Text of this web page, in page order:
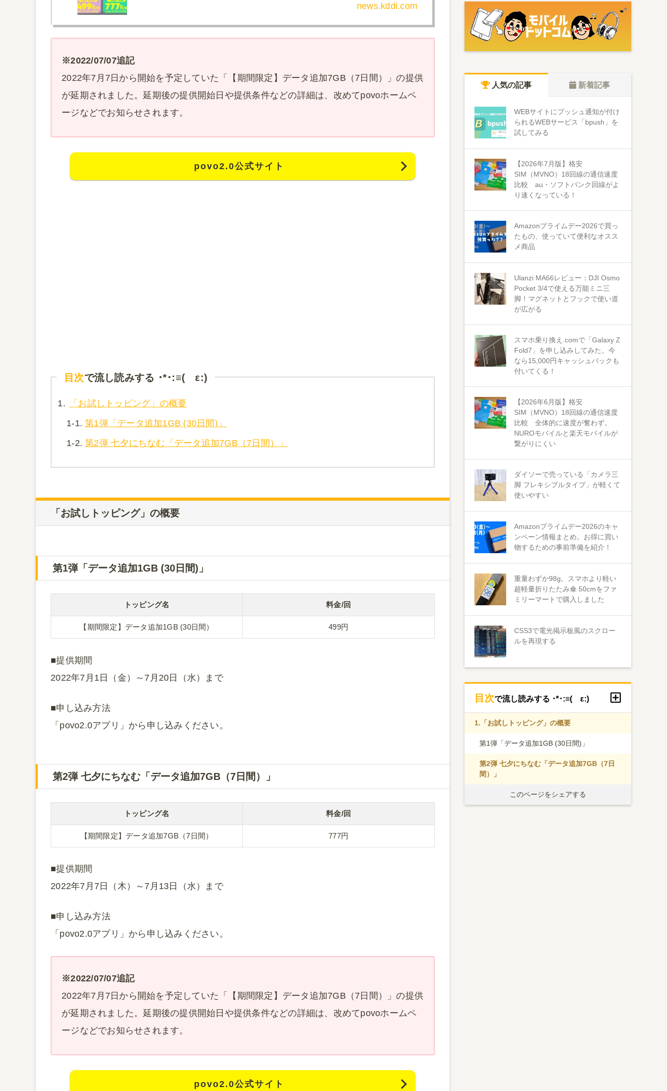
news.kddi.com
※2022/07/07追記
2022年7月7日から開始を予定していた「【期間限定】データ追加7GB（7日間）」の提供
が延期されました。延期後の提供開始日や提供条件などの詳細は、改めてpovoホームペ
ージなどでお知らせされます。
povo2.0公式サイト
目次で流し読みする ･*･:≡( ε:)
1.
「お試しトッピング」の概要
1-1. 第1弾「データ追加1GB (30日間)」
1-2. 第2弾 七夕にちなむ「データ追加7GB（7日間）」
「お試しトッピング」の概要
第1弾「データ追加1GB (30日間)」
トッピング名 料金/回
【期間限定】データ追加1GB (30日間） 499円
■提供期間
2022年7月1日（金）～7月20日（水）まで
■申し込み方法
「povo2.0アプリ」から申し込みください。
第2弾 七夕にちなむ「データ追加7GB（7日間）」
トッピング名 料金/回
【期間限定】データ追加7GB（7日間） 777円
■提供期間
2022年7月7日（木）～7月13日（水）まで
■申し込み方法
「povo2.0アプリ」から申し込みください。
※2022/07/07追記
2022年7月7日から開始を予定していた「【期間限定】データ追加7GB（7日間）」の提供
が延期されました。延期後の提供開始日や提供条件などの詳細は、改めてpovoホームペ
ージなどでお知らせされます。
povo2.0公式サイト
人気の記事 新着記事
WEBサイトにプッシュ通知が付け
られるWEBサービス「bpush」を
試してみる
【2026年7月版】格安
SIM（MVNO）18回線の通信速度
比較 au・ソフトバンク回線がよ
り速くなっている！
Amazonプライムデー2026で買っ
たもの、使っていて便利なオスス
メ商品
Ulanzi MA66レビュー：DJI Osmo
Pocket 3/4で使える万能ミニ三
脚！マグネットとフックで使い道
が広がる
スマホ乗り換え.comで「Galaxy Z
Fold7」を申し込みしてみた。今
なら15,000円キャッシュバックも
付いてくる！
【2026年6月版】格安
SIM（MVNO）18回線の通信速度
比較 全体的に速度が奮わず。
NUROモバイルと楽天モバイルが
繋がりにくい
ダイソーで売っている「カメラ三
脚 フレキシブルタイプ」が軽くて
使いやすい
Amazonプライムデー2026のキャ
ンペーン情報まとめ。お得に買い
物するための事前準備を紹介！
重量わずか98g。スマホより軽い
超軽量折りたたみ傘 50cmをファ
ミリーマートで購入しました
CSS3で電光掲示板風のスクロー
ルを再現する
目次で流し読みする ･*･:≡( ε:)
1. 「お試しトッピング」の概要
第1弾「データ追加1GB (30日間)」
第2弾 七夕にちなむ「データ追加7GB（7日
間）」
このページをシェアする